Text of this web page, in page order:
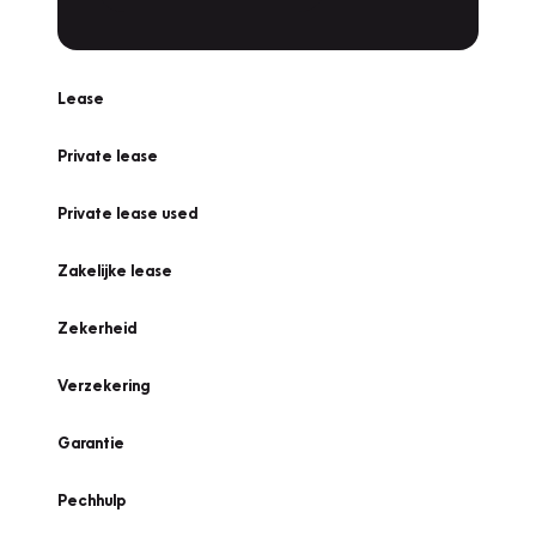
Lease
Private lease
Private lease used
Zakelijke lease
Zekerheid
Verzekering
Garantie
Pechhulp